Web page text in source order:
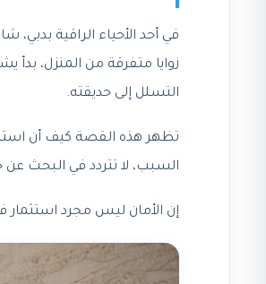
في أحد الأحياء الراقية
زوايا متفرقة من المنزل،
التسلل إلى حديقته.
تظهر هذه القصة كيف أن
السبب، لا تتردد في البحث
إن الأمان ليس مجرد استثمار